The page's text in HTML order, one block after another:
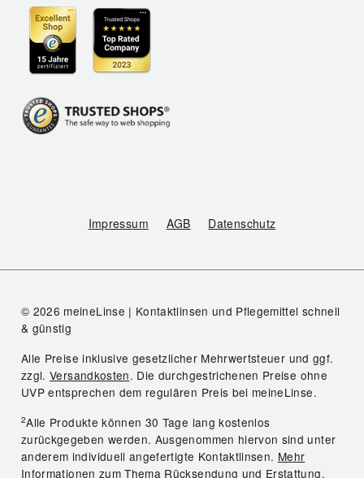
Impressum AGB Datenschutz
© 2026 meineLinse | Kontaktlinsen und Pflegemittel schnell
& günstig
Alle Preise inklusive gesetzlicher Mehrwertsteuer und ggf.
zzgl.Versandkosten. Die durchgestrichenen Preise ohne
UVP entsprechen dem regulären Preis bei meineLinse.
2Alle Produkte können 30 Tage lang kostenlos
zurückgegeben werden. Ausgenommen hiervon sind unter
anderem individuell angefertigte Kontaktlinsen. Mehr
Informationen zum Thema Rücksendung und Erstattung.